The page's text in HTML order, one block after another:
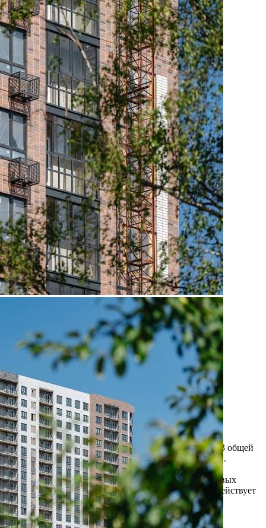
109603 - Г. ВИДНОЕ,
ДЕРЕВНЯ ТАРЫЧЕВО,
ФРУКТОВЫЕ САДЫ
УЛИЦА, Д.2/10
Москва / Московская обл
Получить контакты Посмотреть на карте
Прямая продажа от застройщика! Кладовая номер 153 общей
площадью 5.9 кв. м на -2-м этаже в ЖК "1-й Южный".
Рассрочка на кладовые в готовых объектах: ГК ФСК
предлагает программу рассрочки на кладовые в готовых
объектах. На кладовые в ЖК «1-й Южный» корп. 2 действует
рассрочка сроком до года. ПВ от 30%. Рассро...
336 (+2)
Навигация